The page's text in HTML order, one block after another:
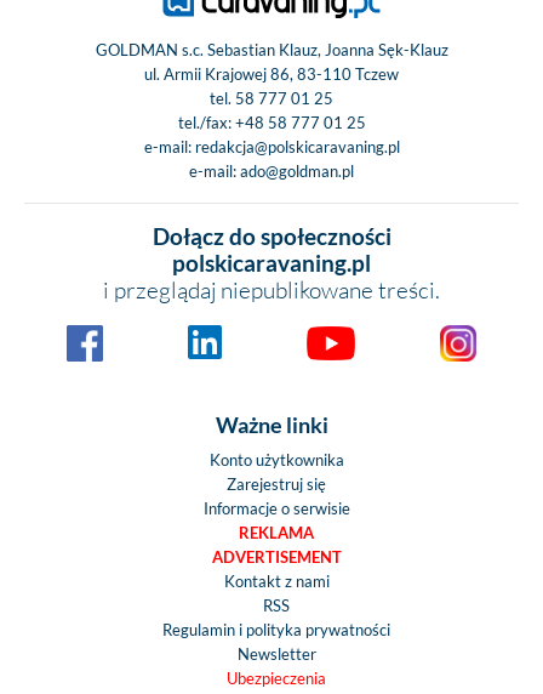
GOLDMAN s.c. Sebastian Klauz, Joanna Sęk-Klauz
ul. Armii Krajowej 86, 83-110 Tczew
tel. 58 777 01 25
tel./fax:+48 58 777 01 25
e-mail: redakcja@polskicaravaning.pl
e-mail:ado@goldman.pl
Dołącz do społeczności
polskicaravaning.pl
i przeglądaj niepublikowane treści.
Ważne linki
Konto użytkownika
Zarejestruj się
Informacje o serwisie
REKLAMA
ADVERTISEMENT
Kontakt z nami
RSS
Regulamin i polityka prywatności
Newsletter
Ubezpieczenia